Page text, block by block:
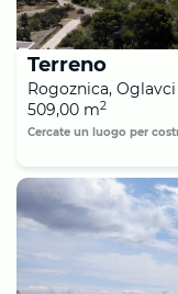
Terreno
Rogoznica, Oglavci
509,00 m2
Cercate un luogo per